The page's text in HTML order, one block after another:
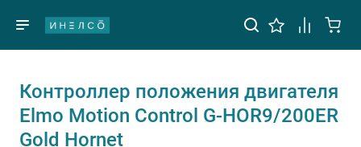
Контроллер положения двигателя
Elmo Motion Control G-HOR9/200ER
Gold Hornet